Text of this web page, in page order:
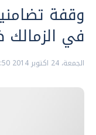
وقفة
في الزمالك
الجمعة، 24 اكتوبر 2014 12:50 ص